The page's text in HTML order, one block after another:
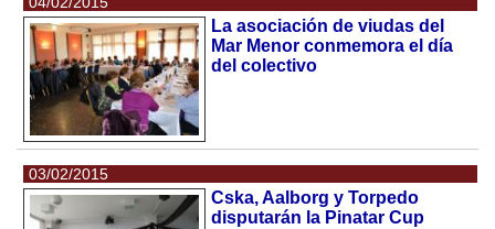
La asociación de viudas del
Mar Menor conmemora el día
del colectivo
03/02/2015
Cska, Aalborg y Torpedo
disputarán la Pinatar Cup